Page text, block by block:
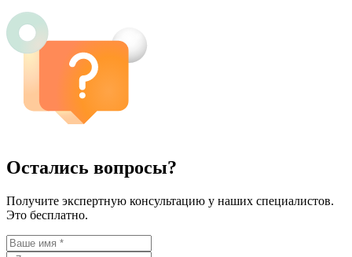
Остались вопросы?
Получите экспертную консультацию у наших специалистов.
Это бесплатно.